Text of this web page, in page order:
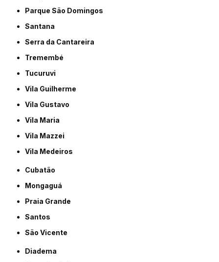
Parque São Domingos
Santana
Serra da Cantareira
Tremembé
Tucuruvi
Vila Guilherme
Vila Gustavo
Vila Maria
Vila Mazzei
Vila Medeiros
Cubatão
Mongaguá
Praia Grande
Santos
São Vicente
Diadema